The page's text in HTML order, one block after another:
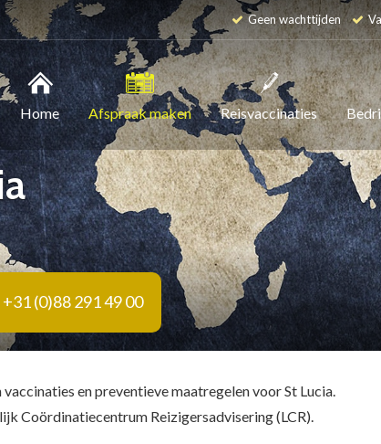
Geen wachttijden
Home Afspraak maken Reisvaccinaties
+31 (0)88 291 49 00
en preventieve maatregelen voor St Lucia.
Coördinatiecentrum Reizigersadvisering (LCR).